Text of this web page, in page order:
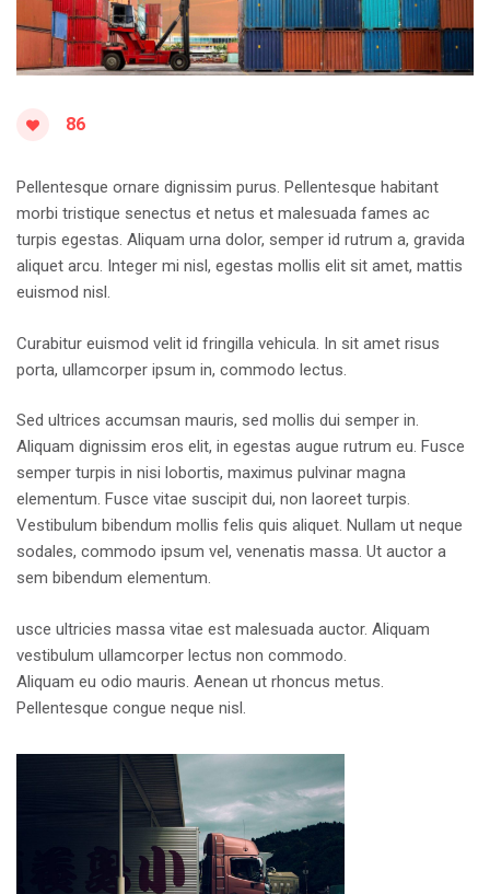
86
Pellentesque ornare dignissim purus. Pellentesque habitant
morbi tristique senectus et netus et malesuada fames ac
turpis egestas. Aliquam urna dolor, semper id rutrum a, gravida
aliquet arcu. Integer mi nisl, egestas mollis elit sit amet, mattis
euismod nisl.
Curabitur euismod velit id fringilla vehicula. In sit amet risus
porta, ullamcorper ipsum in, commodo lectus.
Sed ultrices accumsan mauris, sed mollis dui semper in.
Aliquam dignissim eros elit, in egestas augue rutrum eu. Fusce
semper turpis in nisi lobortis, maximus pulvinar magna
elementum. Fusce vitae suscipit dui, non laoreet turpis.
Vestibulum bibendum mollis felis quis aliquet. Nullam ut neque
sodales, commodo ipsum vel, venenatis massa. Ut auctor a
sem bibendum elementum.
usce ultricies massa vitae est malesuada auctor. Aliquam
vestibulum ullamcorper lectus non commodo.
Aliquam eu odio mauris. Aenean ut rhoncus metus.
Pellentesque congue neque nisl.